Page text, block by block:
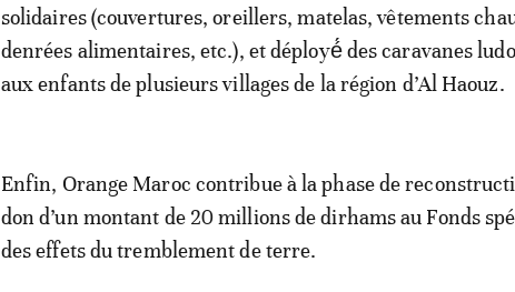
solidaires (couvertures, oreillers, matelas, vêtements
denrées alimentaires, etc.), et déployé́ des caravanes
aux enfants de plusieurs villages de la région d’Al Haouz.
Enfin, Orange Maroc contribue à la phase de
don d’un montant de 20 millions de dirhams au Fonds
des effets du tremblement de terre.